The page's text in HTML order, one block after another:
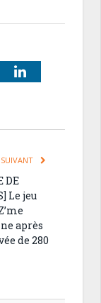
LinkedIn
DE
Le jeu
après
de 280